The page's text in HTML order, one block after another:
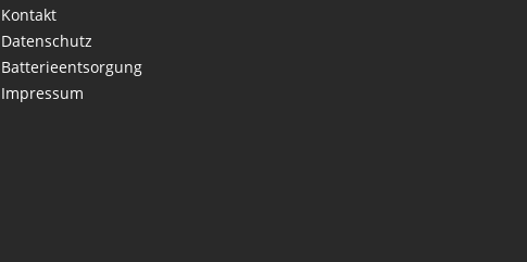
Kontakt
Datenschutz
Batterieentsorgung
Impressum